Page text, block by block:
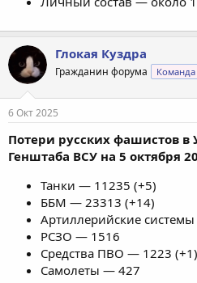
Глокая Куздра
Гражданин форума
6 Окт 2025
Потери русских фашистов в
Генштаба ВСУ на 5 октября
Танки — 11235 (+5)
ББМ — 23313 (+14)
Артиллерийские
РСЗО — 1516
Средства ПВО — 1223 (+1)
Самолеты — 427